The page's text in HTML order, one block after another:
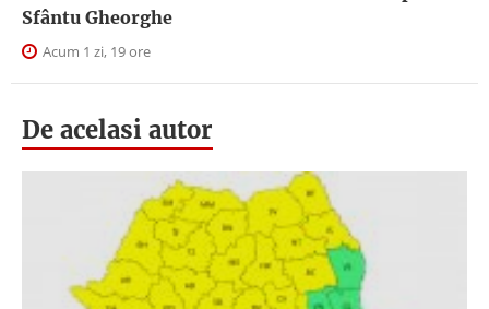
Sfântu Gheorghe
Acum 1 zi, 19 ore
De acelasi autor